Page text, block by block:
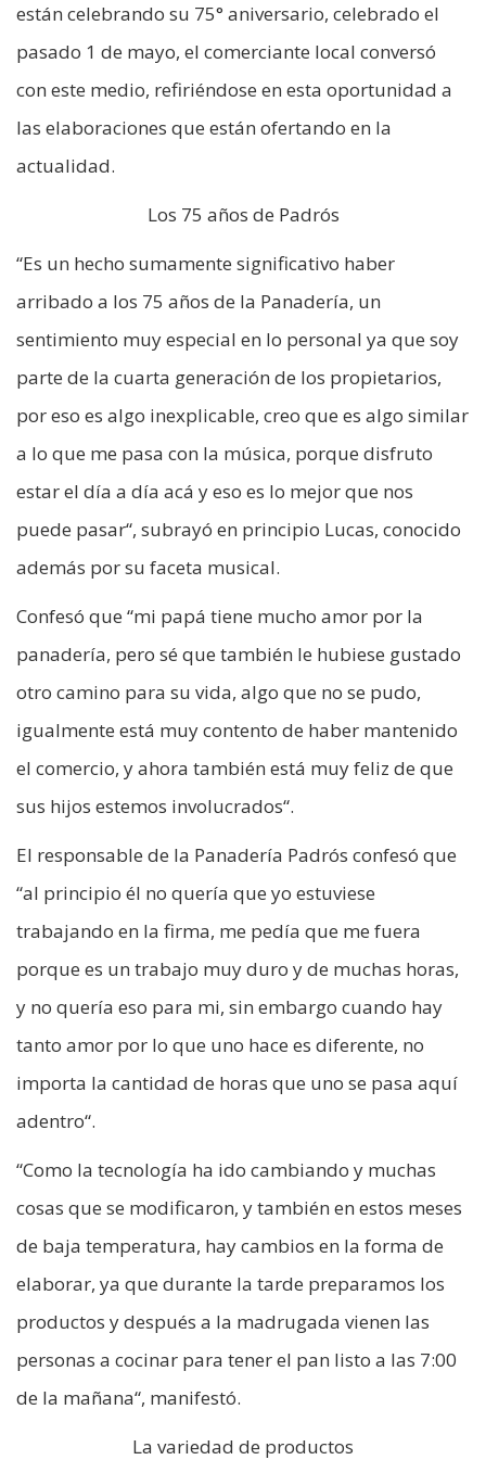
están celebrando su 75° aniversario, celebrado el
pasado 1 de mayo, el comerciante local conversó
con este medio, refiriéndose en esta oportunidad a
las elaboraciones que están ofertando en la
actualidad.
Los 75 años de Padrós
“Es un hecho sumamente significativo haber
arribado a los 75 años de la Panadería, un
sentimiento muy especial en lo personal ya que soy
parte de la cuarta generación de los propietarios,
por eso es algo inexplicable, creo que es algo similar
a lo que me pasa con la música, porque disfruto
estar el día a día acá y eso es lo mejor que nos
puede pasar“, subrayó en principio Lucas, conocido
además por su faceta musical.
Confesó que “mi papá tiene mucho amor por la
panadería, pero sé que también le hubiese gustado
otro camino para su vida, algo que no se pudo,
igualmente está muy contento de haber mantenido
el comercio, y ahora también está muy feliz de que
sus hijos estemos involucrados“.
El responsable de la Panadería Padrós confesó que
“al principio él no quería que yo estuviese
trabajando en la firma, me pedía que me fuera
porque es un trabajo muy duro y de muchas horas,
y no quería eso para mi, sin embargo cuando hay
tanto amor por lo que uno hace es diferente, no
importa la cantidad de horas que uno se pasa aquí
adentro“.
“Como la tecnología ha ido cambiando y muchas
cosas que se modificaron, y también en estos meses
de baja temperatura, hay cambios en la forma de
elaborar, ya que durante la tarde preparamos los
productos y después a la madrugada vienen las
personas a cocinar para tener el pan listo a las 7:00
de la mañana“, manifestó.
La variedad de productos